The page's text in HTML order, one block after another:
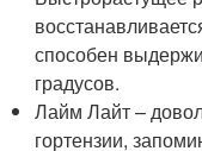
способен
градусов.
Лайм Лайт –
гортензии,